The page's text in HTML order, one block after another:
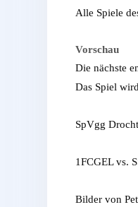
Alle Spiele
Vorschau
Die nächste
Das Spiel
SpVgg
1FCGEL vs.
Bilder von